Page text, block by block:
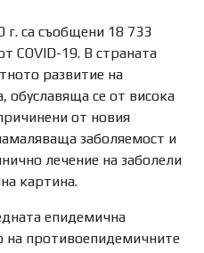
г. са съобщени 18 733
COVID-19. В страната
развитие на
обуславяща се от висока
от новия
заболяемост и
лечение на заболели
картина.
епидемична
на противоепидемичните